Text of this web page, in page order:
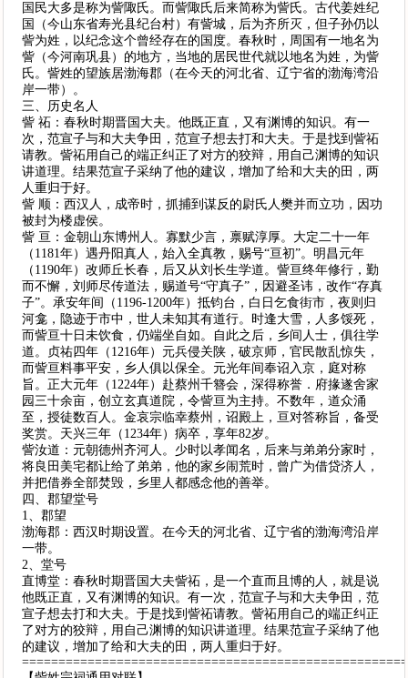
国民大多是称为訾陬氏。而訾陬氏后来简称为訾氏。古代姜姓纪
国（今山东省寿光县纪台村）有訾城，后为齐所灭，但子孙仍以
訾为姓，以纪念这个曾经存在的国度。春秋时，周国有一地名为
訾（今河南巩县）的地方，当地的居民世代就以地名为姓，为訾
氏。訾姓的望族居渤海郡（在今天的河北省、辽宁省的渤海湾沿
岸一带）。
三、历史名人
訾 祏：春秋时期晋国大夫。他既正直，又有渊博的知识。有一
次，范宣子与和大夫争田，范宣子想去打和大夫。于是找到訾祏
请教。訾祏用自己的端正纠正了对方的狡辩，用自己渊博的知识
讲道理。结果范宣子采纳了他的建议，增加了给和大夫的田，两
人重归于好。
訾 顺：西汉人，成帝时，抓捕到谋反的尉氏人樊并而立功，因功
被封为楼虚侯。
訾 亘：金朝山东博州人。寡默少言，禀赋淳厚。大定二十一年
（1181年）遇丹阳真人，始入全真教，赐号“亘初”。明昌元年
（1190年）改师丘长春，后又从刘长生学道。訾亘终年修行，勤
而不懈，刘师尽传道法，赐道号“守真子”，因避圣讳，改作“存真
子”。承安年间（1196-1200年）抵钧台，白日乞食街市，夜则归
河龛，隐迹于市中，世人未知其有道行。时逢大雪，人多馁死，
而訾亘十日未饮食，仍端坐自如。自此之后，乡间人士，俱往学
道。贞祐四年（1216年）元兵侵关陕，破京师，官民散乱惊失，
而訾亘料事平安，乡人俱以保全。元光年间奉诏入京，庭对称
旨。正大元年（1224年）赴蔡州千簪会，深得称誉．府掾遂舍家
园三十余亩，创立玄真道院，令訾亘为主持。不数年，道众涌
至，授徒数百人。金哀宗临幸蔡州，诏殿上，亘对答称旨，备受
奖赏。天兴三年（1234年）病卒，享年82岁。
訾汝道：元朝德州齐河人。少时以孝闻名，后来与弟弟分家时，
将良田美宅都让给了弟弟，他的家乡闹荒时，曾广为借贷济人，
并把借券全部焚毁，乡里人都感念他的善举。
四、郡望堂号
1、郡望
渤海郡：西汉时期设置。在今天的河北省、辽宁省的渤海湾沿岸
一带。
2、堂号
直博堂：春秋时期晋国大夫訾祏，是一个直而且博的人，就是说
他既正直，又有渊博的知识。有一次，范宣子与和大夫争田，范
宣子想去打和大夫。于是找到訾祏请教。訾祏用自己的端正纠正
了对方的狡辩，用自己渊博的知识讲道理。结果范宣子采纳了他
的建议，增加了给和大夫的田，两人重归于好。